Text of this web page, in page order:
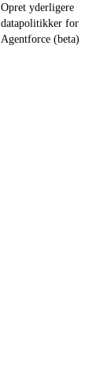
Opret yderligere
datapolitikker for
Agentforce (beta)